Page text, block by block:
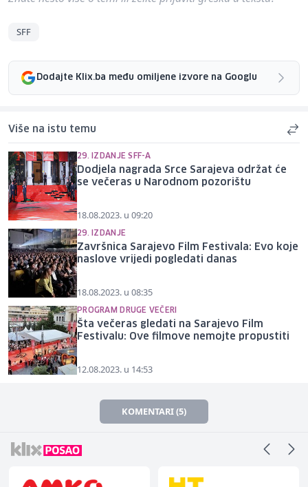
SFF
Dodajte Klix.ba među omiljene izvore na Googlu
Više na istu temu
29. IZDANJE SFF-A
Dodjela nagrada Srce Sarajeva održat će
se večeras u Narodnom pozorištu
18.08.2023. u 09:20
29. IZDANJE
Završnica Sarajevo Film Festivala: Evo koje
naslove vrijedi pogledati danas
18.08.2023. u 08:35
PROGRAM DRUGE VEČERI
Šta večeras gledati na Sarajevo Film
Festivalu: Ove filmove nemojte propustiti
12.08.2023. u 14:53
KOMENTARI (5)